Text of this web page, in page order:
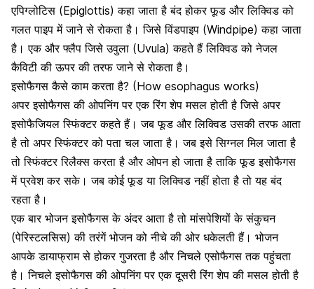
एपिग्लोटिस (Epiglottis) कहा जाता है बंद होकर फूड और लिक्विड को
गलत पाइप में जाने से रोकता है। जिसे विंडपाइप (Windpipe) कहा जाता
है। एक और फ्लैप जिसे उवुला (Uvula) कहते हैं लिक्विड को नेजल
कैविटी की ऊपर की तरफ जाने से रोकता है।
इसोफैगस कैसे काम करता है? (How esophagus works)
अपर इसोफैगस की ओपनिंग पर एक रिंग शेप मसल होती है जिसे अपर
इसोफैजियल स्फिंक्टर कहते हैं। जब फूड और लिक्विड उसकी तरफ आता
है तो अपर स्फिंक्टर को पता चल जाता है। जब इसे सिग्नल मिल जाता है
तो स्फिंक्टर रिलैक्स करता है और ओपन हो जाता है ताकि फूड इसोफैगस
में प्रवेश कर सके। जब कोई फूड या लिक्विड नहीं होता है तो यह बंद
रहता है।
एक बार भोजन इसोफैगस के अंदर आता है तो मांसपेशियों के संकुचन
(पेरिस्टलसिस) की तरंगें भोजन को नीचे की ओर धकेलती हैं। भोजन
आपके डायाफ्राम से होकर गुजरता है और निचले एसोफैगस तक पहुंचता
है। निचले इसोफैगस की ओपनिंग पर एक दूसरी रिंग शेप की मसल होती है